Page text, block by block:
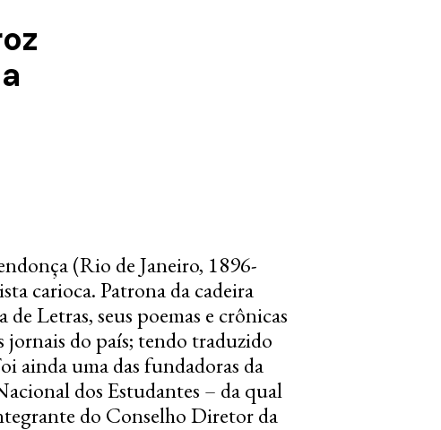
(Rio de Janeiro, 1896-
carioca. Patrona da cadeira
Letras, seus poemas e crônicas
do país; tendo traduzido
ainda uma das fundadoras da
dos Estudantes – da qual
do Conselho Diretor da